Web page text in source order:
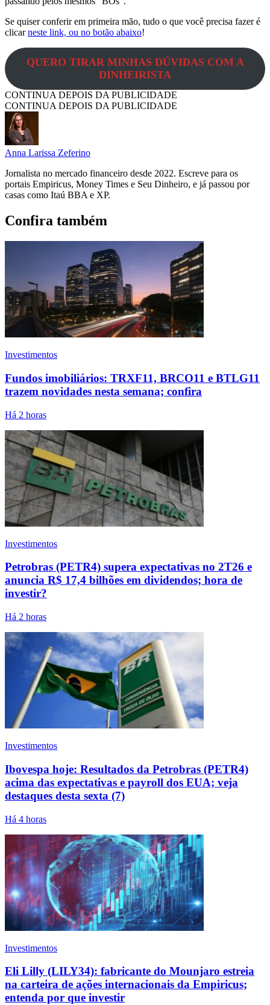
Se quiser conferir em primeira mão, tudo o que você precisa fazer é
clicarneste link, ou no botão abaixo!
QUERO TIRAR MINHAS DÚVIDAS COM A
DINHEIRISTA
CONTINUA DEPOIS DA PUBLICIDADE
CONTINUA DEPOIS DA PUBLICIDADE
Anna Larissa Zeferino
Jornalista no mercado financeiro desde 2022. Escreve para os
portais Empiricus, Money Times e Seu Dinheiro, e já passou por
casas como Itaú BBA e XP.
Confira também
Investimentos
Fundos imobiliários: TRXF11, BRCO11 e BTLG11
trazem novidades nesta semana; confira
Há 2 horas
Investimentos
Petrobras (PETR4) supera expectativas no 2T26 e
anuncia R$ 17,4 bilhões em dividendos; hora de
investir?
Há 2 horas
Investimentos
Ibovespa hoje: Resultados da Petrobras (PETR4)
acima das expectativas e payroll dos EUA; veja
destaques desta sexta (7)
Há 4 horas
Investimentos
Eli Lilly (LILY34): fabricante do Mounjaro estreia
na carteira de ações internacionais da Empiricus;
entenda por que investir